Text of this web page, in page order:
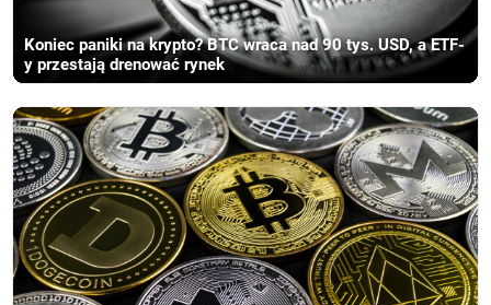
Koniec paniki na krypto? BTC wraca nad 90 tys. USD, a ETF-
y przestają drenować rynek